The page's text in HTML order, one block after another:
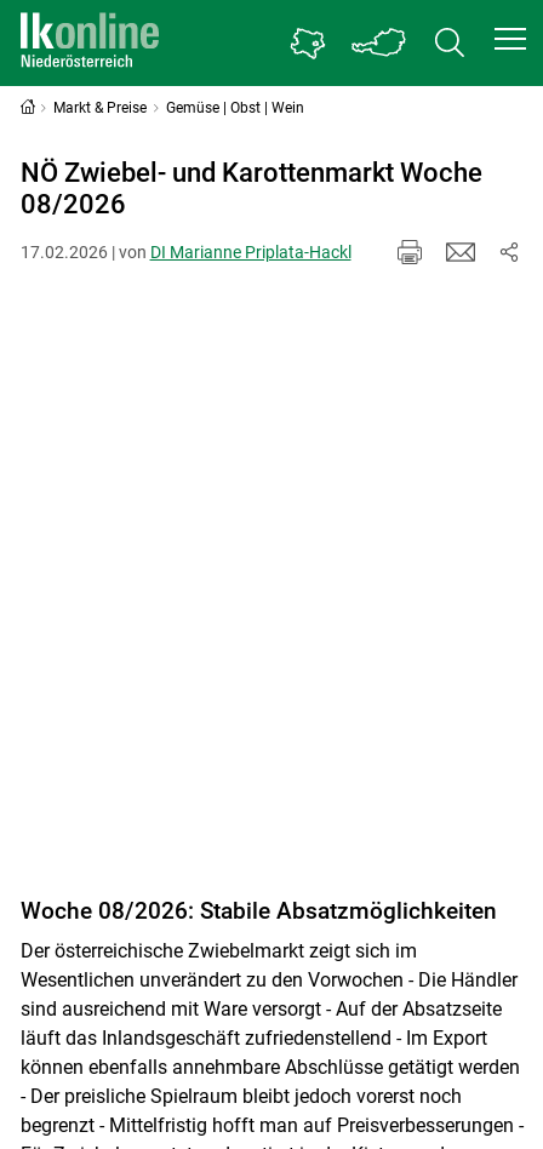
Skip to main content
Markt & Preise Gemüse | Obst | Wein
NÖ Zwiebel- und Karottenmarkt Woche
08/2026
17.02.2026 | von DI Marianne Priplata-Hackl
Woche 08/2026: Stabile Absatzmöglichkeiten
Der österreichische Zwiebelmarkt zeigt sich im
Wesentlichen unverändert zu den Vorwochen - Die Händler
sind ausreichend mit Ware versorgt - Auf der Absatzseite
läuft das Inlandsgeschäft zufriedenstellend - Im Export
können ebenfalls annehmbare Abschlüsse getätigt werden
- Der preisliche Spielraum bleibt jedoch vorerst noch
begrenzt - Mittelfristig hofft man auf Preisverbesserungen -